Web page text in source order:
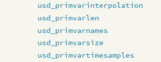
usd_primvarinterpolation
usd_primvarlen
usd_primvarnames
usd_primvarsize
usd_primvartimesamples